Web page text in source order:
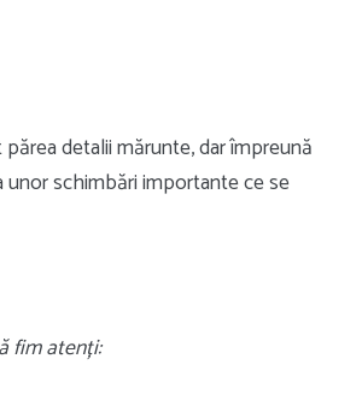
detalii mărunte, dar împreună
unor schimbări importante ce se
fim atenți: